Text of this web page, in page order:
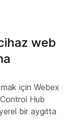
web
için Webex
Control Hub
bir aygıtta